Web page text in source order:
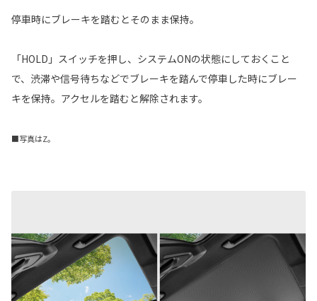
停車時にブレーキを踏むとそのまま保持。
「HOLD」スイッチを押し、システムONの状態にしておくこと
で、渋滞や信号待ちなどでブレーキを踏んで停車した時にブレー
キを保持。アクセルを踏むと解除されます。
■写真はZ。